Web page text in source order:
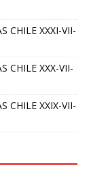
CHILE XXXI-VII-
CHILE XXX-VII-
CHILE XXIX-VII-